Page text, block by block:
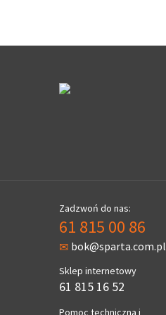
Zadzwoń do nas:
61 815 00 86
bok@sparta.com.pl
Sklep internetowy
61 815 16 52
Pomoc techniczna i